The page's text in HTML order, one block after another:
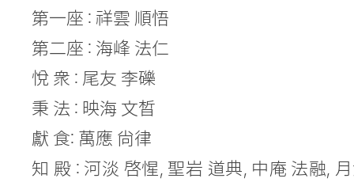
第一座 : 祥雲 順悟
第二座 : 海峰 法仁
悅 衆 : 尾友 李礫
秉 法 : 映海 文晳
獻 食: 萬應 尙律
知 殿 : 河淡 啓惺, 聖岩 道典, 中庵 法融,